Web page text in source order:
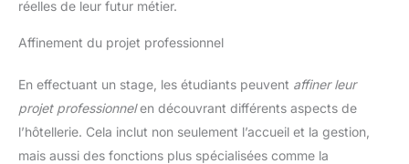
réelles de leur futur métier.
Affinement du projet professionnel
En effectuant un stage, les étudiants peuvent affiner leur
projet professionnelen découvrant différents aspects de
l’hôtellerie. Cela inclut non seulement l’accueil et la gestion,
mais aussi des fonctions plus spécialisées comme la